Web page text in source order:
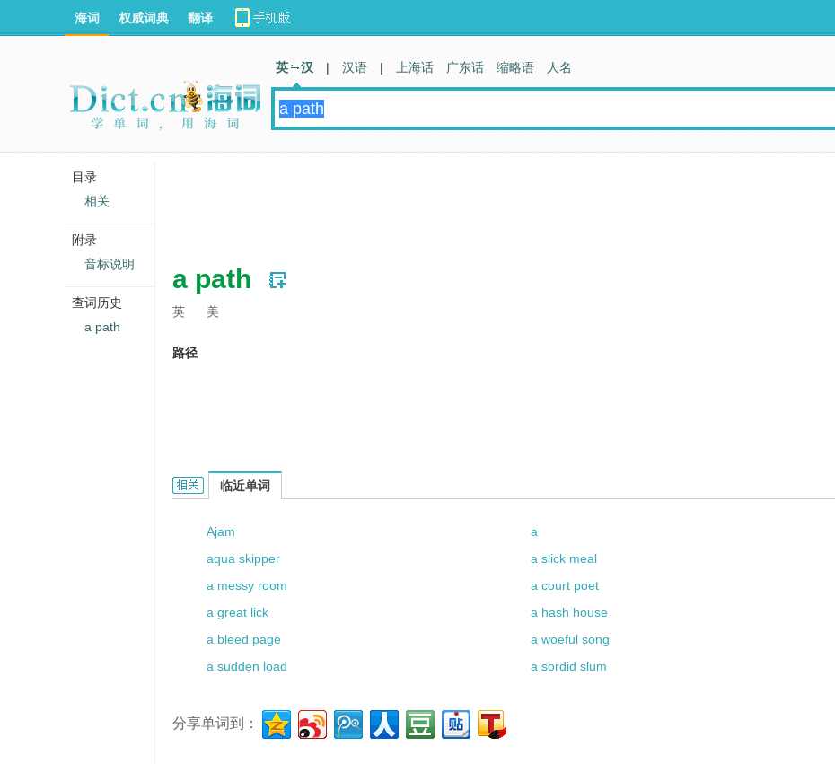
a path
英 美
路径
a path的相关资料：
临近单词
Ajam
a
aqua skipper
a slick meal
a messy room
a court poet
a great lick
a hash house
a bleed page
a woeful song
a sudden load
a sordid slum
分享单词到：
海词 权威词典 翻译
英 汉 | 汉语 | 上海话 广东话 缩略语 人名
目录
相关
附录
音标说明
查词历史
a path